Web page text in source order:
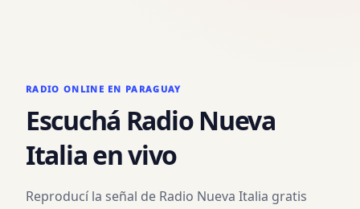
RADIO ONLINE EN PARAGUAY
Escuchá Radio Nueva
Italiaen vivo
Reproducí la señal de Radio Nueva Italia gratis